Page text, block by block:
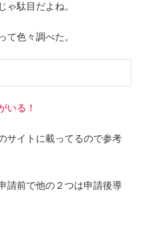
ゃ駄目だよね。
て色々調べた。
いる！
サイトに載ってるので参考
請前で他の２つは申請後導